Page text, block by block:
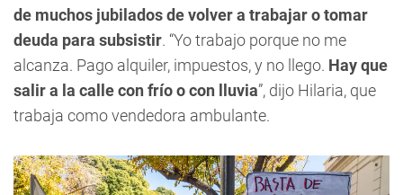
de muchos jubilados de volver a trabajar o tomar
deuda para subsistir. “Yo trabajo porque no me
alcanza. Pago alquiler, impuestos, y no llego. Hay que
salir a la calle con frío o con lluvia”, dijo Hilaria, que
trabaja como vendedora ambulante.